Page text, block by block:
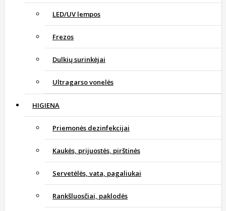
LED/UV lempos
Frezos
Dulkių surinkėjai
Ultragarso vonelės
HIGIENA
Priemonės dezinfekcijai
Kaukės, prijuostės, pirštinės
Servetėlės, vata, pagaliukai
Rankšluosčiai, paklodės